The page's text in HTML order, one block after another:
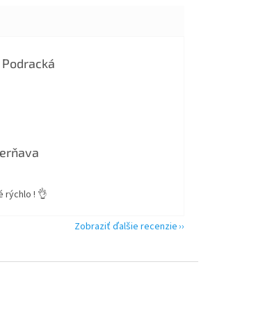
obchodu je 5 z 5 hviezdičiek.
obchodu je 5 z 5 hviezdičiek.
rýchlo ! 👌
Zobraziť ďalšie recenzie